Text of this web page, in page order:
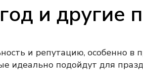
и другие
и репутацию, особенно в
идеально подойдут для